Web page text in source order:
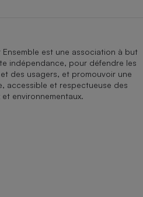
Ensemble est une association à but
indépendance, pour défendre les
des usagers, et promouvoir une
accessible et respectueuse des
environnementaux.